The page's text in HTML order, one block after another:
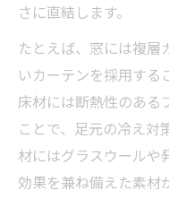
さに直結します。
たとえば、窓には複層
いカーテンを採用する
床材には断熱性のある
ことで、足元の冷え対
材にはグラスウールや
効果を兼ね備えた素材